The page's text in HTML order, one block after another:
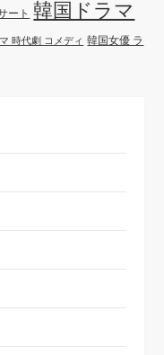
ート 韓国ドラマ
時代劇 コメディ 韓国女優 ラ